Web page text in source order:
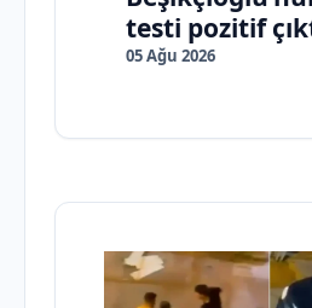
testi pozitif
05 Ağu 2026